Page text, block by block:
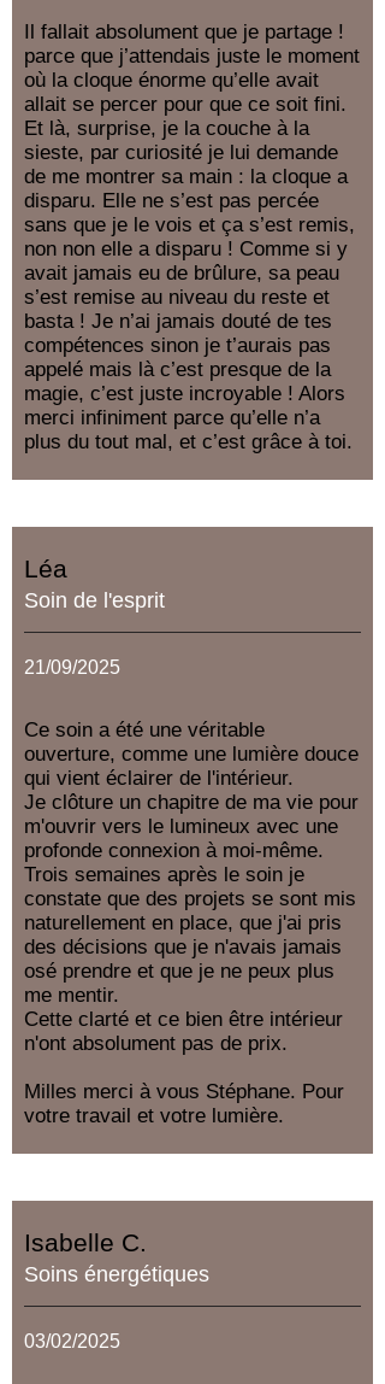
Il fallait absolument que je partage !
parce que j’attendais juste le moment
où la cloque énorme qu’elle avait
allait se percer pour que ce soit fini.
Et là, surprise, je la couche à la
sieste, par curiosité je lui demande
de me montrer sa main : la cloque a
disparu. Elle ne s’est pas percée
sans que je le vois et ça s’est remis,
non non elle a disparu ! Comme si y
avait jamais eu de brûlure, sa peau
s’est remise au niveau du reste et
basta ! Je n’ai jamais douté de tes
compétences sinon je t’aurais pas
appelé mais là c’est presque de la
magie, c’est juste incroyable ! Alors
merci infiniment parce qu’elle n’a
plus du tout mal, et c’est grâce à toi.
Léa
Soin de l'esprit
21/09/2025
Ce soin a été une véritable
ouverture, comme une lumière douce
qui vient éclairer de l'intérieur.
Je clôture un chapitre de ma vie pour
m'ouvrir vers le lumineux avec une
profonde connexion à moi-même.
Trois semaines après le soin je
constate que des projets se sont mis
naturellement en place, que j'ai pris
des décisions que je n'avais jamais
osé prendre et que je ne peux plus
me mentir.
Cette clarté et ce bien être intérieur
n'ont absolument pas de prix.
Milles merci à vous Stéphane. Pour
votre travail et votre lumière.
Isabelle C.
Soins énergétiques
03/02/2025